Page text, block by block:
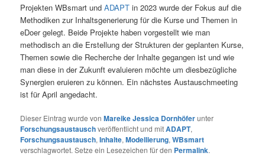
Projekten WBsmart undADAPT in 2023 wurde der Fokus auf die
Methodiken zur Inhaltsgenerierung für die Kurse und Themen in
eDoer gelegt. Beide Projekte haben vorgestellt wie man
methodisch an die Erstellung der Strukturen der geplanten Kurse,
Themen sowie die Recherche der Inhalte gegangen ist und wie
man diese in der Zukunft evaluieren möchte um diesbezügliche
Synergien eruieren zu können. Ein nächstes Austauschmeeting
ist für April angedacht.
Dieser Eintrag wurde vonMareike Jessica Dornhöferunter
Forschungsaustauschveröffentlicht und mitADAPT,
Forschungsaustausch,Inhalte,Modellierung,WBsmart
verschlagwortet. Setze ein Lesezeichen für den Permalink.